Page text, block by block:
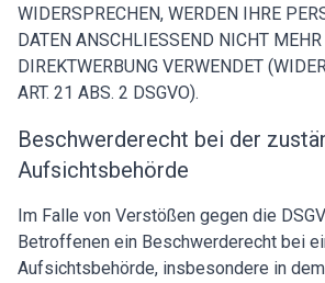
WIDERSPRECHEN, WERDEN IHRE
DATEN ANSCHLIESSEND NICHT
DIREKTWERBUNG VERWENDET
ART. 21 ABS. 2 DSGVO).
Beschwerde­recht bei der
Aufsichts­behörde
Im Falle von Verstößen gegen die
Betroffenen ein Beschwerderecht bei
Aufsichtsbehörde, insbesondere in